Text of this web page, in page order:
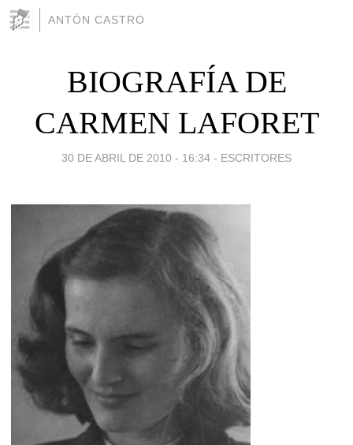
ANTÓN CASTRO
BIOGRAFÍA DE
CARMEN LAFORET
30 DE ABRIL DE 2010 - 16:34 - ESCRITORES